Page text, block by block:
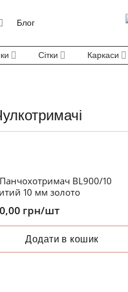
Блог
Сітки Каркаси
BL900/10
10 мм золото
грн/шт
Додати в кошик